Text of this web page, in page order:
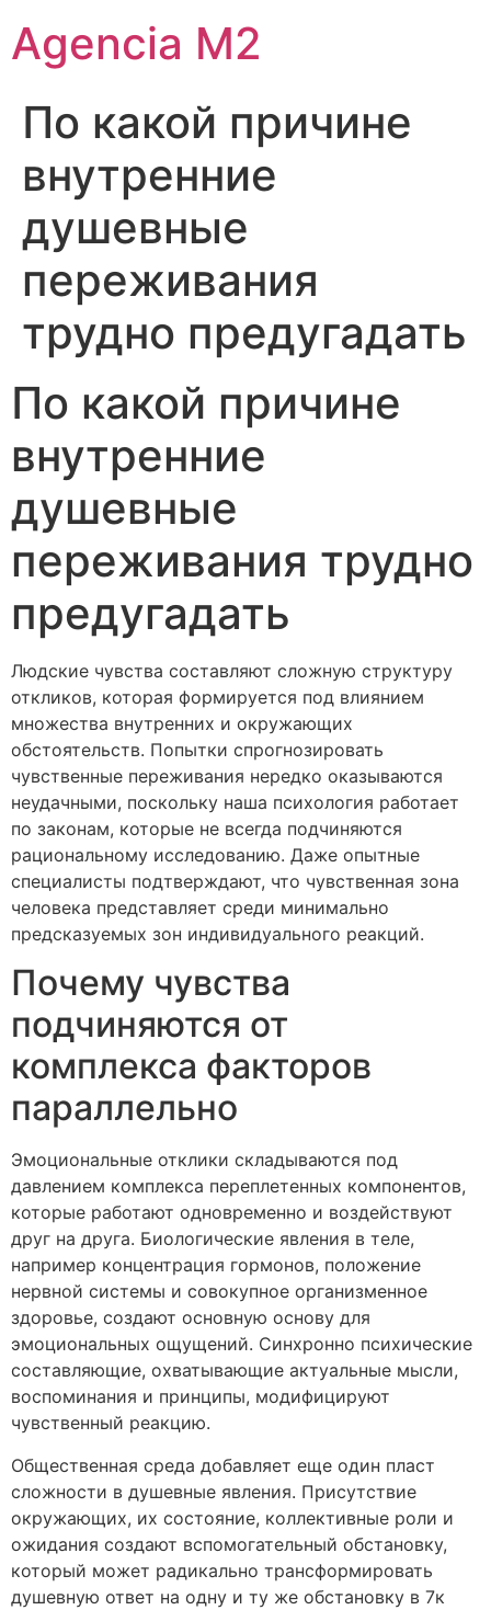
Agencia M2
По какой причине
внутренние
душевные
переживания
трудно предугадать
По какой причине
внутренние
душевные
переживания трудно
предугадать
Людские чувства составляют сложную структуру
откликов, которая формируется под влиянием
множества внутренних и окружающих
обстоятельств. Попытки спрогнозировать
чувственные переживания нередко оказываются
неудачными, поскольку наша психология работает
по законам, которые не всегда подчиняются
рациональному исследованию. Даже опытные
специалисты подтверждают, что чувственная зона
человека представляет среди минимально
предсказуемых зон индивидуального реакций.
Почему чувства
подчиняются от
комплекса факторов
параллельно
Эмоциональные отклики складываются под
давлением комплекса переплетенных компонентов,
которые работают одновременно и воздействуют
друг на друга. Биологические явления в теле,
например концентрация гормонов, положение
нервной системы и совокупное организменное
здоровье, создают основную основу для
эмоциональных ощущений. Синхронно психические
составляющие, охватывающие актуальные мысли,
воспоминания и принципы, модифицируют
чувственный реакцию.
Общественная среда добавляет еще один пласт
сложности в душевные явления. Присутствие
окружающих, их состояние, коллективные роли и
ожидания создают вспомогательный обстановку,
который может радикально трансформировать
душевную ответ на одну и ту же обстановку в 7к